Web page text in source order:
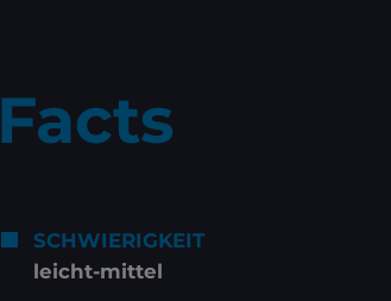
Facts
SCHWIERIGKEIT
leicht-mittel